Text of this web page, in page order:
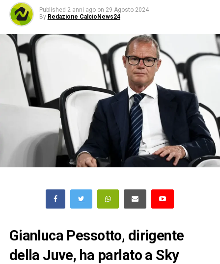
Published 2 anni ago on 29 Agosto 2024
By Redazione CalcioNews24
Gianluca Pessotto, dirigente
della Juve, ha parlato a Sky